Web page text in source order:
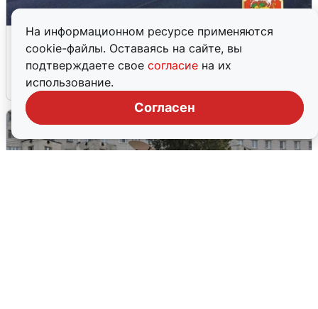
На информационном ресурсе применяются
cookie-файлы. Оставаясь на сайте, вы
подтверждаете свое согласие на их
использование.
Согласен
Пять машин столкнулись на
Дмитровском шоссе в Подмосковье
4 августа 0